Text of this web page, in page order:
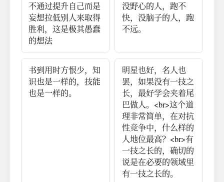
不通过提升自己而是
妄想拉低别人来取得
胜利，这是极其愚蠢
的想法
没野心的人，跑不
快，没脑子的人，跑
不远。
书到用时方恨少，知
识也是一样的，技能
也是一样的。
明星也好，名人也
罢，如果没有一技之
长，最好学会夹着尾
巴做人。<br>这个道
理非常简单，在对抗
性竞争中，什么样的
人地位最高？<br>有
一技之长的，确切的
说是在必要的领域里
有一技之长的。